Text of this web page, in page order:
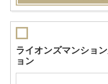
ライオンズマンショ
ョン